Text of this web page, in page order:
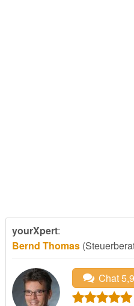
yourXpert:
Bernd Thomas
Chat